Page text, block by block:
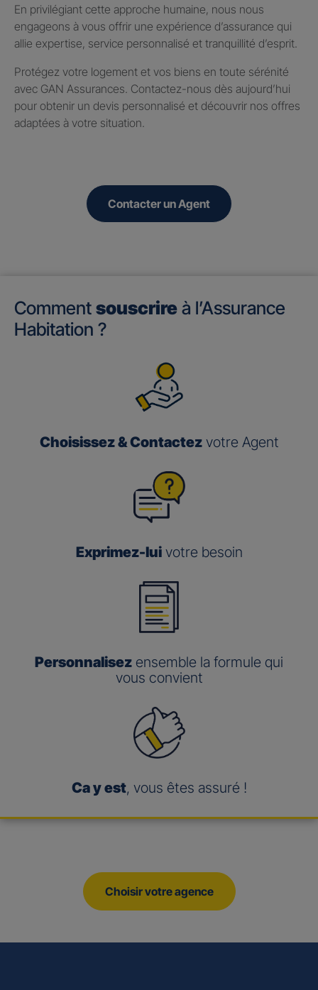
En privilégiant cette approche humaine, nous nous
engageons à vous offrir une expérience d’assurance qui
allie expertise, service personnalisé et tranquillité d’esprit.
Protégez votre logement et vos biens en toute sérénité
avec GAN Assurances. Contactez-nous dès aujourd’hui
pour obtenir un devis personnalisé et découvrir nos offres
adaptées à votre situation.
Contacter un Agent
Comment souscrire à l’Assurance
Habitation ?
Choisissez & Contactezvotre Agent
Exprimez-luivotre besoin
Personnalisez ensemble la formule qui
vous convient
Ca y est, vous êtes assuré !
Choisir votre agence